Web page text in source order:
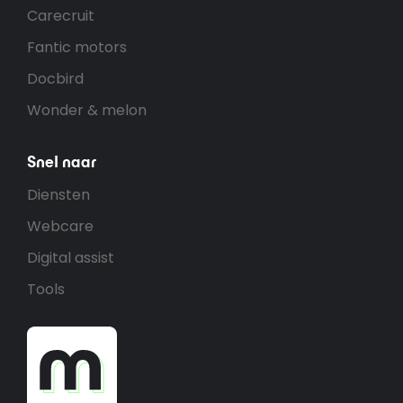
Carecruit
Fantic motors
Docbird
Wonder & melon
Snel naar
Diensten
Webcare
Digital assist
Tools